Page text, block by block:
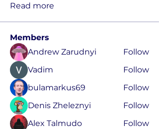
Read more
Members
Andrew Zarudnyi
Follow
Vadim
Follow
bulamarkus69
Follow
Denis Zheleznyi
Follow
Alex Talmudo
Follow